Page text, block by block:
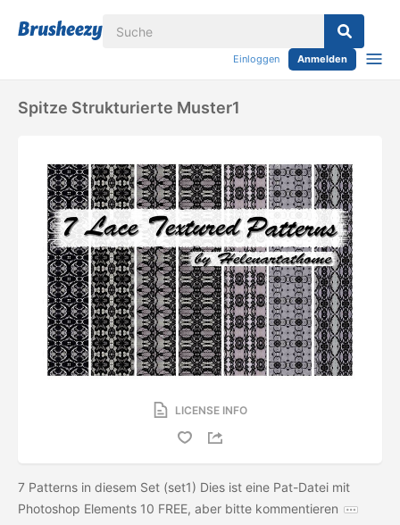
Einloggen Anmelden
Spitze Strukturierte Muster1
LICENSE INFO
7 Patterns in diesem Set (set1) Dies ist eine Pat-Datei mit
Photoshop Elements 10 FREE, aber bitte kommentieren